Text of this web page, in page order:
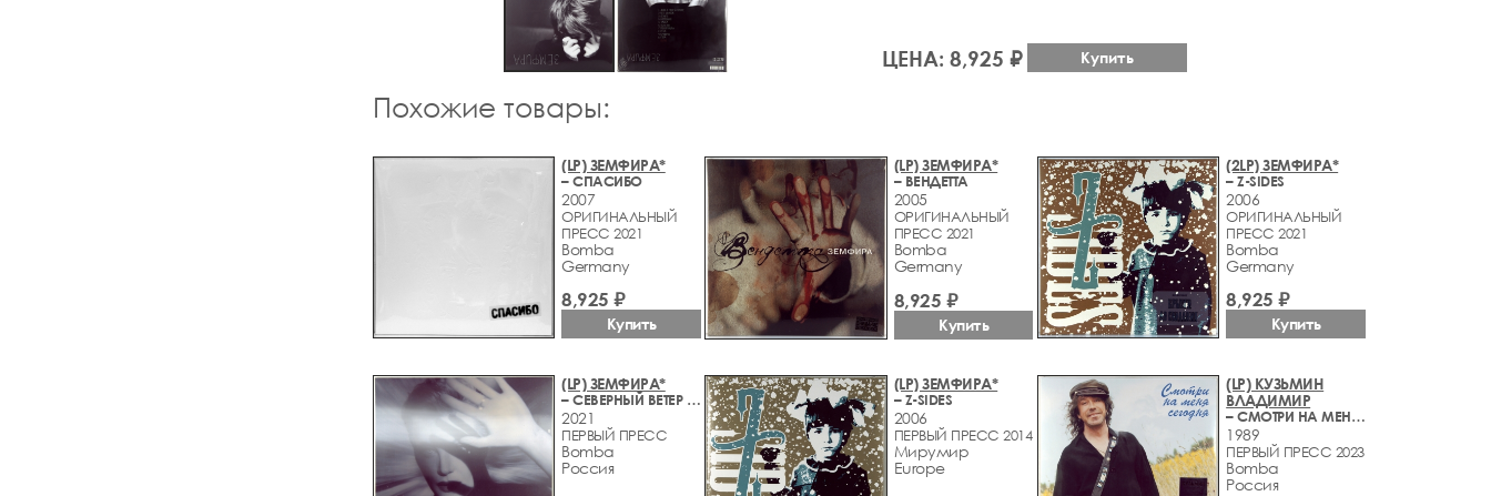
ЦЕНА: 8,925 ₽ Купить
Похожие товары:
(LP) ЗЕМФИРА*
– СПАСИБО
2007
ОРИГИНАЛЬНЫЙ
ПРЕСС 2021
Bomba
Germany
8,925 ₽
Купить
(LP) ЗЕМФИРА*
– ВЕНДЕТТА
2005
ОРИГИНАЛЬНЫЙ
ПРЕСС 2021
Bomba
Germany
8,925 ₽
Купить
(2LP) ЗЕМФИРА*
– Z-SIDES
2006
ОРИГИНАЛЬНЫЙ
ПРЕСС 2021
Bomba
Germany
8,925 ₽
Купить
(LP) ЗЕМФИРА*
– СЕВЕРНЫЙ ВЕТЕР (ORIGINAL MOTION PICTURE SOUNDTRACK)
2021
ПЕРВЫЙ ПРЕСС
Bomba
Россия
(LP) ЗЕМФИРА*
– Z-SIDES
2006
ПЕРВЫЙ ПРЕСС 2014
Мирумир
Europe
(LP) КУЗЬМИН
ВЛАДИМИР
– СМОТРИ НА МЕНЯ СЕГОДНЯ
1989
ПЕРВЫЙ ПРЕСС 2023
Bomba
Россия